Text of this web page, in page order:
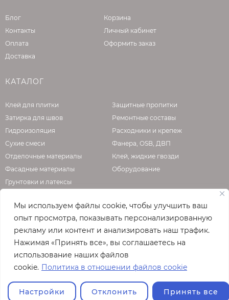
Мы используем файлы cookie, чтобы улучшить ваш
опыт просмотра, показывать персонализированную
рекламу или контент и анализировать наш трафик.
Нажимая «Принять все», вы соглашаетесь на
использование наших файлов
cookie. Политика в отношении файлов cookie
Настройки Отклонить Принять все
Блог
Контакты
Оплата
Доставка
Корзина
Личный кабинет
Оформить заказ
КАТАЛОГ
Клей для плитки
Затирка для швов
Гидроизоляция
Сухие смеси
Отделочные материалы
Фасадные материалы
Грунтовки и латексы
Защитные пропитки
Ремонтные составы
Расходники и крепеж
Фанера, OSB, ДВП
Клей, жидкие гвозди
Оборудование
О КОМПАНИИ
Официальная страница сайта
enzo.ru